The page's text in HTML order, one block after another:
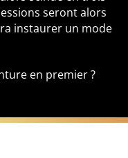
seront alors
instaurer un mode
en premier ?